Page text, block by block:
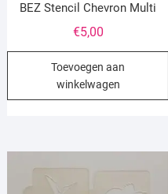
BEZ Stencil Chevron Multi
€5,00
Toevoegen aan
winkelwagen